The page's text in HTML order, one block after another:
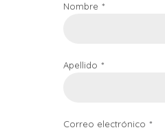
Nombre
Apellido
Correo electrónico